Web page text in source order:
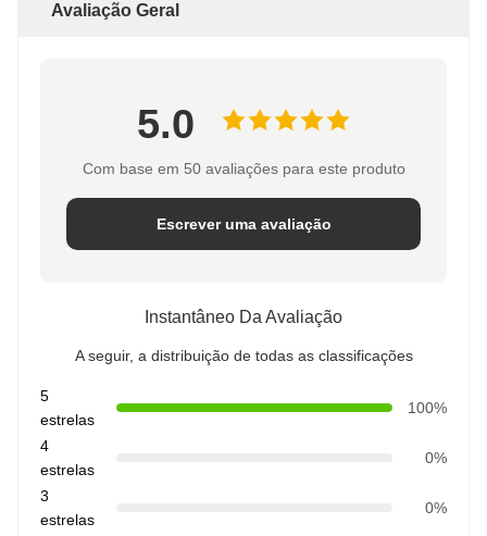
Avaliação Geral
5.0
Com base em 50 avaliações para este produto
Escrever uma avaliação
Instantâneo Da Avaliação
A seguir, a distribuição de todas as classificações
5
estrelas
100%
4
estrelas
0%
3
estrelas
0%